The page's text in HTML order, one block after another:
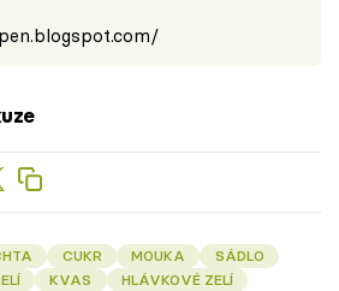
CUKR MOUKA
SÁDLO
KVAS
HLÁVKOVÉ ZELÍ